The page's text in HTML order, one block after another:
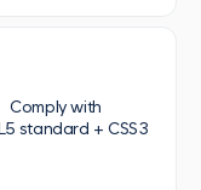
Comply with
standard + CSS3